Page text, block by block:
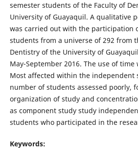
semester students of the Faculty of
University of Guayaquil. A qualitative
was carried out with the participation
students from a universe of 292 from
Dentistry of the University of
May-September 2016. The use of
Most affected within the independent
number of students assessed poorly,
organization of study and
as component study study
students who participated in the
Keywords: